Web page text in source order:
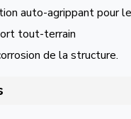
auto-agrippant pour
tout-terrain
de la structure.